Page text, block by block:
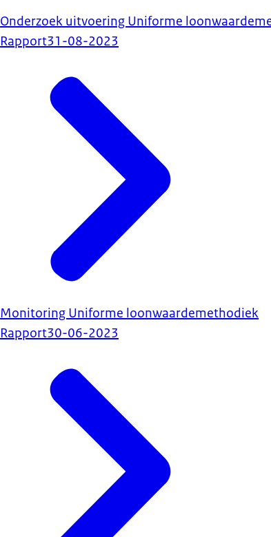
Onderzoek uitvoering Uniforme
Rapport31-08-2023
Monitoring Uniforme loonwaardemethodiek
Rapport30-06-2023